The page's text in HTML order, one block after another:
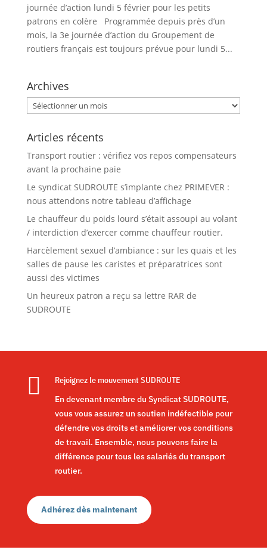
journée d’action lundi 5 février pour les petits
patrons en colère Programmée depuis près d’un
mois, la 3e journée d’action du Groupement de
routiers français est toujours prévue pour lundi 5...
Archives
Archives
Articles récents
Transport routier : vérifiez vos repos compensateurs
avant la prochaine paie
Le syndicat SUDROUTE s’implante chez PRIMEVER :
nous attendons notre tableau d’affichage
Le chauffeur du poids lourd s’était assoupi au volant
/ interdiction d’exercer comme chauffeur routier.
Harcèlement sexuel d’ambiance : sur les quais et les
salles de pause les caristes et préparatrices sont
aussi des victimes
Un heureux patron a reçu sa lettre RAR de
SUDROUTE

Rejoignez le mouvement SUDROUTE
En devenant membre du Syndicat SUDROUTE,
vous vous assurez un soutien indéfectible pour
défendre vos droits et améliorer vos conditions
de travail. Ensemble, nous pouvons faire la
différence pour tous les salariés du transport
routier.
Adhérez dès maintenant